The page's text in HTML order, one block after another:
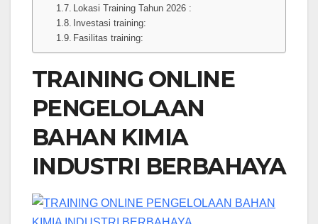
Lokasi Training Tahun 2026 :
Investasi training:
Fasilitas training:
TRAINING ONLINE
PENGELOLAAN
BAHAN KIMIA
INDUSTRI BERBAHAYA